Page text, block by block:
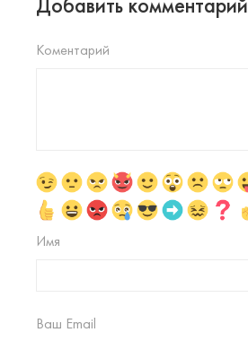
Коментарий
Имя
Ваш Email